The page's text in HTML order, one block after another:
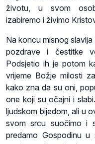
životu, u svom
izabiremo i živimo
Na koncu misnog
pozdrave i čestitke
Podsjetio ih je potom
vrijeme Božje milosti
kako zna da su oni,
one koji su očajni i
ljudskom bijedom, ali u
svom srcu suočimo
predamo Gospodinu